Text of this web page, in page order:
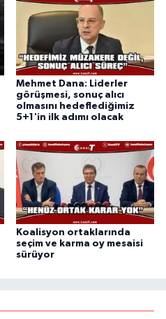
Mehmet Dana: Liderler
görüşmesi, sonuç alıcı
olmasını hedeflediğimiz
5+1'in ilk adımı olacak
Koalisyon ortaklarında
seçim ve karma oy mesaisi
sürüyor